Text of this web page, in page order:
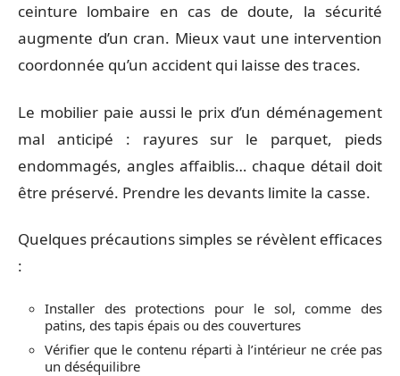
ceinture lombaire en cas de doute, la sécurité
augmente d’un cran. Mieux vaut une intervention
coordonnée qu’un accident qui laisse des traces.
Le mobilier paie aussi le prix d’un déménagement
mal anticipé : rayures sur le parquet, pieds
endommagés, angles affaiblis… chaque détail doit
être préservé. Prendre les devants limite la casse.
Quelques précautions simples se révèlent efficaces
:
Installer des protections pour le sol, comme des
patins, des tapis épais ou des couvertures
Vérifier que le contenu réparti à l’intérieur ne crée pas
un déséquilibre